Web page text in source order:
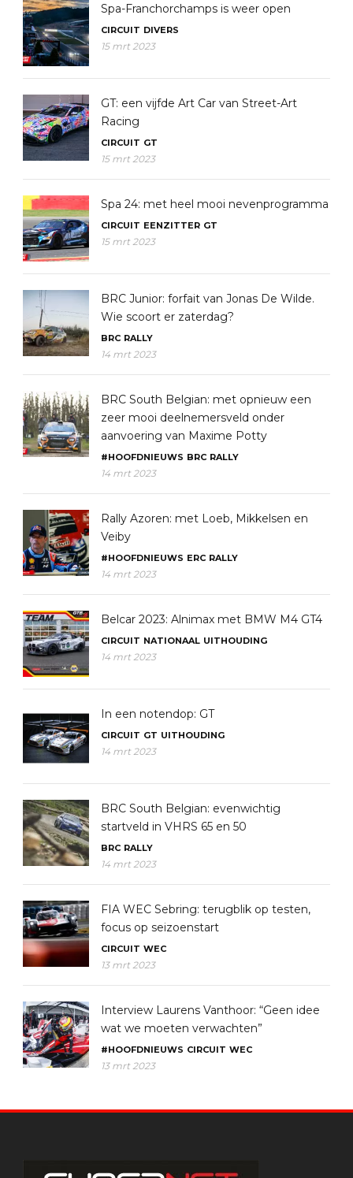
Spa-Franchorchamps is weer open
CIRCUIT DIVERS
15 mrt 2023
GT: een vijfde Art Car van Street-Art
Racing
CIRCUIT GT
15 mrt 2023
Spa 24: met heel mooi nevenprogramma
CIRCUIT EENZITTER GT
15 mrt 2023
BRC Junior: forfait van Jonas De Wilde.
Wie scoort er zaterdag?
BRC RALLY
14 mrt 2023
BRC South Belgian: met opnieuw een
zeer mooi deelnemersveld onder
aanvoering van Maxime Potty
#HOOFDNIEUWS BRC RALLY
14 mrt 2023
Rally Azoren: met Loeb, Mikkelsen en
Veiby
#HOOFDNIEUWS ERC RALLY
14 mrt 2023
Belcar 2023: Alnimax met BMW M4 GT4
CIRCUIT NATIONAAL UITHOUDING
14 mrt 2023
In een notendop: GT
CIRCUIT GT UITHOUDING
14 mrt 2023
BRC South Belgian: evenwichtig
startveld in VHRS 65 en 50
BRC RALLY
14 mrt 2023
FIA WEC Sebring: terugblik op testen,
focus op seizoenstart
CIRCUIT WEC
13 mrt 2023
Interview Laurens Vanthoor: “Geen idee
wat we moeten verwachten”
#HOOFDNIEUWS CIRCUIT WEC
13 mrt 2023